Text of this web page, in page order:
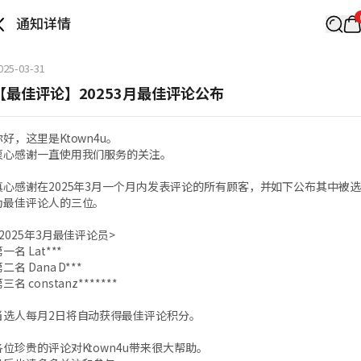
通知详情
03-31
最佳评论】20253月最佳评论公布
好，这里是Ktown4u。
心感谢一直使用我们服务的关注。
心感谢在2025年3月一个月内发表评论的所有顾客，并如下公布其中被选
佳评论人的三位。
年3月最佳评论员>
一名 Lat***
二名 Dana D***
三名 constanz*******
选人每月2日将自动获得最佳评论积分。
位珍贵的评论对Ktown4u带来很大帮助。